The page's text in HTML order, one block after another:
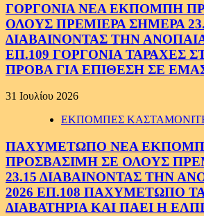
ΓΟΡΓΟΝΙΑ ΝΕΑ ΕΚΠΟΜΠΗ
ΟΛΟΥΣ ΠΡΕΜΙΕΡΑ ΣΗΜΕΡΑ
ΔΙΑΒΑΙΝΟΝΤΑΣ ΤΗΝ
ΕΠ.109 ΓΟΡΓΟΝΙΑ ΤΑΡΑΧΕΣ
ΠΡΟΒΑ ΓΙΑ ΕΠΙΘΕΣΗ ΣΕ
31 Ιουλίου 2026
ΕΚΠΟΜΠΕΣ
ΠΑΧΥΜΕΤΩΠΟ ΝΕΑ
ΠΡΟΣΒΑΣΙΜΗ ΣΕ ΟΛΟΥΣ
23.15 ΔΙΑΒΑΙΝΟΝΤΑΣ ΤΗΝ
2026 ΕΠ.108 ΠΑΧΥΜΕΤΩΠΟ
ΔΙΑΒΑΤΗΡΙΑ ΚΑΙ ΠΑΕΙ Η